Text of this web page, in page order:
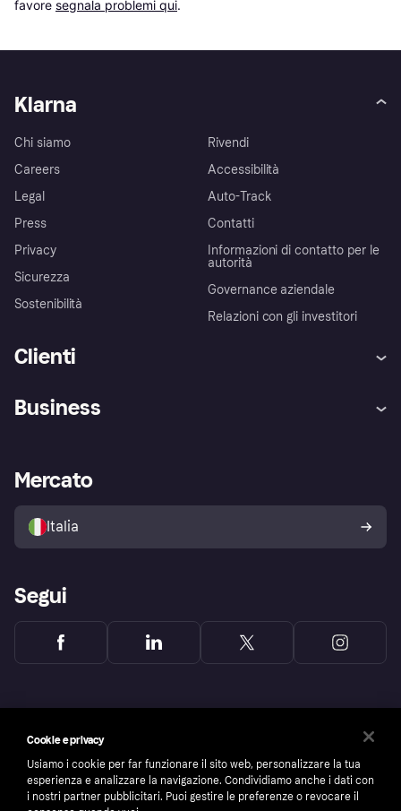
favore segnala problemi qui.
Klarna
Chi siamo
Careers
Legal
Press
Privacy
Sicurezza
Sostenibilità
Rivendi
Accessibilità
Auto-Track
Contatti
Informazioni di contatto per le
autorità
Governance aziendale
Relazioni con gli investitori
Clienti
Esplora i negozi
Politica di protezione
dell'acquirente Klarna
Business
Accesso aziende
Mercato
Italia
Segui
Cookie e privacy
Usiamo i cookie per far funzionare il sito web, personalizzare la tua
esperienza e analizzare la navigazione. Condividiamo anche i dati con
i nostri partner pubblicitari. Puoi gestire le preferenze o revocare il